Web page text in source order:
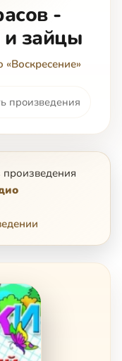
-
зайцы
произведения